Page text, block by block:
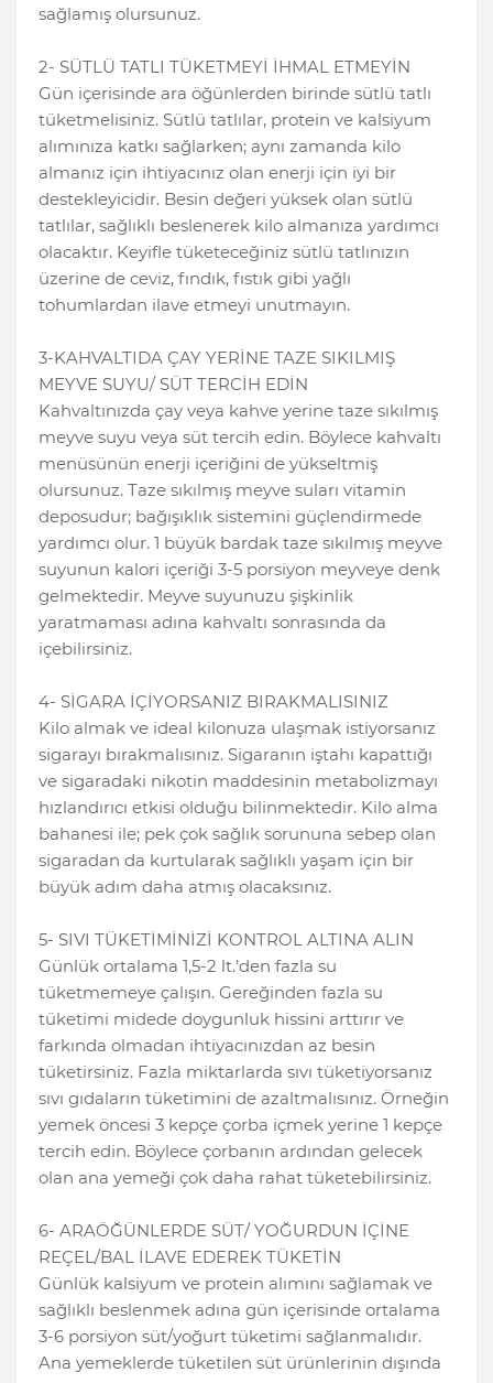
sağlamış olursunuz.
2- SÜTLÜ TATLI TÜKETMEYİ İHMAL ETMEYİN
Gün içerisinde ara öğünlerden birinde sütlü tatlı
tüketmelisiniz. Sütlü tatlılar, protein ve kalsiyum
alımınıza katkı sağlarken; aynı zamanda kilo
almanız için ihtiyacınız olan enerji için iyi bir
destekleyicidir. Besin değeri yüksek olan sütlü
tatlılar, sağlıklı beslenerek kilo almanıza yardımcı
olacaktır. Keyifle tüketeceğiniz sütlü tatlınızın
üzerine de ceviz, fındık, fıstık gibi yağlı
tohumlardan ilave etmeyi unutmayın.
3-KAHVALTIDA ÇAY YERİNE TAZE SIKILMIŞ
MEYVE SUYU/ SÜT TERCİH EDİN
Kahvaltınızda çay veya kahve yerine taze sıkılmış
meyve suyu veya süt tercih edin. Böylece kahvaltı
menüsünün enerji içeriğini de yükseltmiş
olursunuz. Taze sıkılmış meyve suları vitamin
deposudur; bağışıklık sistemini güçlendirmede
yardımcı olur. 1 büyük bardak taze sıkılmış meyve
suyunun kalori içeriği 3-5 porsiyon meyveye denk
gelmektedir. Meyve suyunuzu şişkinlik
yaratmaması adına kahvaltı sonrasında da
içebilirsiniz.
4- SİGARA İÇİYORSANIZ BIRAKMALISINIZ
Kilo almak ve ideal kilonuza ulaşmak istiyorsanız
sigarayı bırakmalısınız. Sigaranın iştahı kapattığı
ve sigaradaki nikotin maddesinin metabolizmayı
hızlandırıcı etkisi olduğu bilinmektedir. Kilo alma
bahanesi ile; pek çok sağlık sorununa sebep olan
sigaradan da kurtularak sağlıklı yaşam için bir
büyük adım daha atmış olacaksınız.
5- SIVI TÜKETİMİNİZİ KONTROL ALTINA ALIN
Günlük ortalama 1,5-2 lt.’den fazla su
tüketmemeye çalışın. Gereğinden fazla su
tüketimi midede doygunluk hissini arttırır ve
farkında olmadan ihtiyacınızdan az besin
tüketirsiniz. Fazla miktarlarda sıvı tüketiyorsanız
sıvı gıdaların tüketimini de azaltmalısınız. Örneğin
yemek öncesi 3 kepçe çorba içmek yerine 1 kepçe
tercih edin. Böylece çorbanın ardından gelecek
olan ana yemeği çok daha rahat tüketebilirsiniz.
6- ARAÖĞÜNLERDE SÜT/ YOĞURDUN İÇİNE
REÇEL/BAL İLAVE EDEREK TÜKETİN
Günlük kalsiyum ve protein alımını sağlamak ve
sağlıklı beslenmek adına gün içerisinde ortalama
3-6 porsiyon süt/yoğurt tüketimi sağlanmalıdır.
Ana yemeklerde tüketilen süt ürünlerinin dışında